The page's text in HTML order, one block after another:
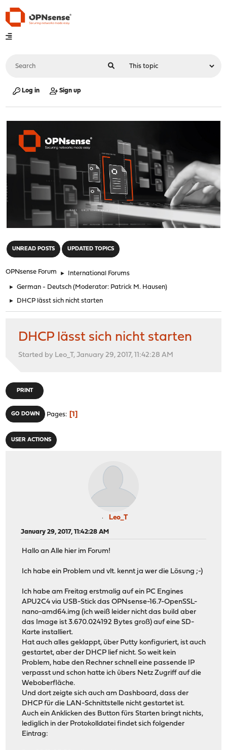
Log in Sign up
UNREAD POSTS UPDATED TOPICS
OPNsense Forum ► International Forums
► German - Deutsch (Moderator: Patrick M. Hausen)
► DHCP lässt sich nicht starten
DHCP lässt sich nicht starten
Started by Leo_T, January 29, 2017, 11:42:28 AM
PRINT
GO DOWN Pages 1
USER ACTIONS
Leo_T
January 29, 2017, 11:42:28 AM
Hallo an Alle hier im Forum!
Ich habe ein Problem und vlt. kennt ja wer die Lösung ;-)
Ich habe am Freitag erstmalig auf ein PC Engines
APU2C4 via USB-Stick das OPNsense-16.7-OpenSSL-
nano-amd64.img (ich weiß leider nicht das build aber
das Image ist 3.670.024192 Bytes groß) auf eine SD-
Karte installiert.
Hat auch alles geklappt, über Putty konfiguriert, ist auch
gestartet, aber der DHCP lief nicht. So weit kein
Problem, habe den Rechner schnell eine passende IP
verpasst und schon hatte ich übers Netz Zugriff auf die
Weboberfläche.
Und dort zeigte sich auch am Dashboard, dass der
DHCP für die LAN-Schnittstelle nicht gestartet ist.
Auch ein Anklicken des Button fürs Starten bringt nichts,
lediglich in der Protokolldatei findet sich folgender
Eintrag: